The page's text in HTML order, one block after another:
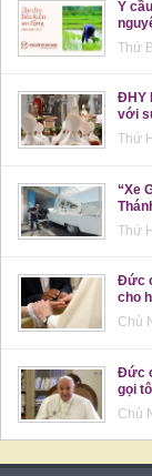
Ý
Thứ
ĐHY
với
Thứ
“Xe
Thứ
Đức
cho
Chủ
Đức
gọi
Chủ